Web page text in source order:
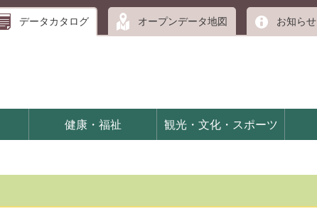
データカタログ オープンデータ地図 お知らせ
健康・福祉 観光・文化・スポーツ